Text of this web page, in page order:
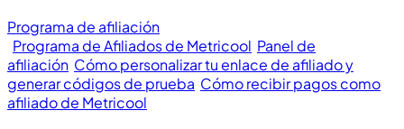
Programa de afiliación
Programa de Afiliados de Metricool Panel de
afiliación Cómo personalizar tu enlace de afiliado y
generar códigos de prueba Cómo recibir pagos como
afiliado de Metricool